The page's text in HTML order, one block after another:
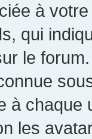
à
qui
le
à chaque
les